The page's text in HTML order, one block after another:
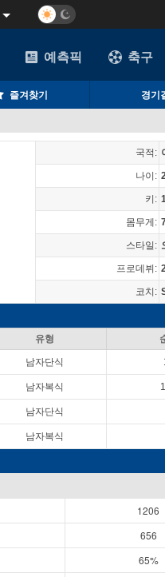
예측픽 축구
즐겨찾기
경기
국적:
나이:
키:
몸무게:
스타일:
프로데뷔:
코치:
유형
남자단식
남자복식
남자단식
남자복식
1206
656
65%